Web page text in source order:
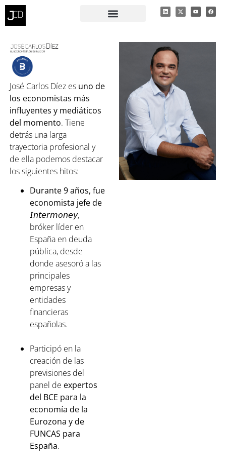
José Carlos Díez es uno de
los economistas más
influyentes y mediáticos
del momento. Tiene
detrás una larga
trayectoria profesional y
de ella podemos destacar
los siguientes hitos:⁣⁣
Durante 9 años, fue
economista jefe de
𝘐𝘯𝘵𝘦𝘳𝘮𝘰𝘯𝘦𝘺,
bróker líder en
España en deuda
pública, desde
donde asesoró a las
principales
empresas y
entidades
financieras
españolas. ⁣
Participó en la
creación de las
previsiones del
panel de expertos
del BCE para la
economía de la
Eurozona y de
FUNCAS para
España.⁣